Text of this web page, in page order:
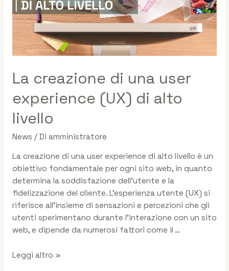
La creazione di una user
experience (UX) di alto
livello
News / Di amministratore
La creazione di una user experience di alto livello è un
obiettivo fondamentale per ogni sito web, in quanto
determina la soddisfazione dell’utente e la
fidelizzazione del cliente. L’esperienza utente (UX) si
riferisce all’insieme di sensazioni e percezioni che gli
utenti sperimentano durante l’interazione con un sito
web, e dipende da numerosi fattori come il …
Leggi altro »